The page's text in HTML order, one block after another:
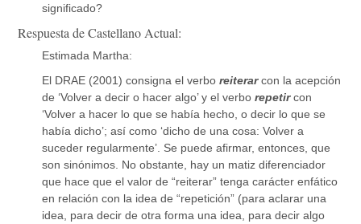
significado?
Respuesta de Castellano Actual:
Estimada Martha:
El DRAE (2001) consigna el verboreiterarcon la acepción
de ‘Volver a decir o hacer algo’ y el verborepetircon
‘Volver a hacer lo que se había hecho, o decir lo que se
había dicho’; así como ‘dicho de una cosa: Volver a
suceder regularmente’. Se puede afirmar, entonces, que
son sinónimos. No obstante, hay un matiz diferenciador
que hace que el valor de “reiterar” tenga carácter enfático
en relación con la idea de “repetición” (para aclarar una
idea, para decir de otra forma una idea, para decir algo